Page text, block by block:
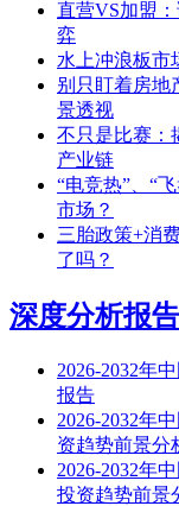
直营VS加盟
弈
水上冲浪板市
别只盯着房地
景透视
不只是比赛：
产业链
“电竞热”、“
市场？
三胎政策+消
了吗？
深度分析报告
2026-2032年
报告
2026-2032年
资趋势前景分
2026-2032年
投资趋势前景